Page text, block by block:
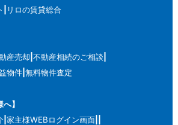
リロの賃貸総合
産売却 不動産相続のご相談
物件 無料物件査定
】
家主様WEBログイン画面